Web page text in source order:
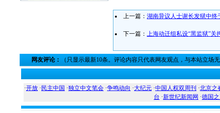
上一篇： 湖南异议人士谢长发狱中终
下一篇： 上海动迁组私设“黑监狱”关
网友评论： （只显示最新10条。评论内容只代表网友观点，与本站立场
·开放 · 民主中国 ·独立中文笔会 ·争鸣动向 ·大纪元 ·中国人权双周刊 ·北京之
台 ·新世纪新闻网 ·德国